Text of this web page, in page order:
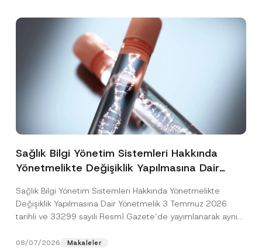
Sağlık Bilgi Yönetim Sistemleri Hakkında
Yönetmelikte Değişiklik Yapılmasına Dair
Sağlık Bilgi Yönetim Sistemleri Hakkında Yönetmelikte
Değişiklik Yapılmasına Dair Yönetmelik 3 Temmuz 2026
tarihli ve 33299 sayılı Resmî Gazete’de yayımlanarak aynı
08/07/2026 Makaleler